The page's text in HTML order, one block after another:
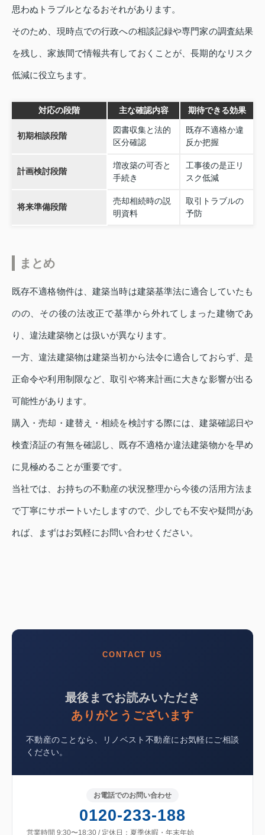
思わぬトラブルとなるおそれがあります。
そのため、現時点での行政への相談記録や専門家の調査結果
を残し、家族間で情報共有しておくことが、長期的なリスク
低減に役立ちます。
対応の段階 主な確認内容 期待できる効果
初期相談段階
図書収集と法的
区分確認
既存不適格か違
反か把握
計画検討段階
増改築の可否と
手続き
工事後の是正リ
スク低減
将来準備段階
売却相続時の説
明資料
取引トラブルの
予防
まとめ
既存不適格物件は、建築当時は建築基準法に適合していたも
のの、その後の法改正で基準から外れてしまった建物であ
り、違法建築物とは扱いが異なります。
一方、違法建築物は建築当初から法令に適合しておらず、是
正命令や利用制限など、取引や将来計画に大きな影響が出る
可能性があります。
購入・売却・建替え・相続を検討する際には、建築確認日や
検査済証の有無を確認し、既存不適格か違法建築物かを早め
に見極めることが重要です。
当社では、お持ちの不動産の状況整理から今後の活用方法ま
で丁寧にサポートいたしますので、少しでも不安や疑問があ
れば、まずはお気軽にお問い合わせください。
CONTACT US
最後までお読みいただき
ありがとうございます
不動産のことなら、リノベスト不動産にお気軽にご相談
ください。
お電話でのお問い合わせ
0120-233-188
営業時間 9:30〜18:30 / 定休日：夏季休暇・年末年始